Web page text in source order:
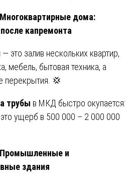
дома:
капремонта
залив нескольких квартир,
мебель, бытовая техника, а
перекрытия. 💢
трубы в МКД быстро окупается:
ущерб в 500 000 – 2 000 000
Промышленные и
здания